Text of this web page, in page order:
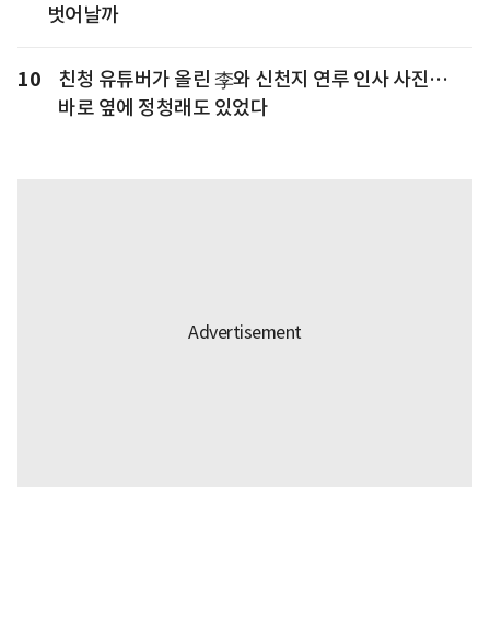
벗어날까
10
친청 유튜버가 올린 李와 신천지 연루 인사 사진…
바로 옆에 정청래도 있었다